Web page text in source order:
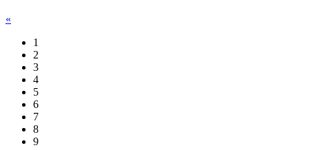
«
1
2
3
4
5
6
7
8
9